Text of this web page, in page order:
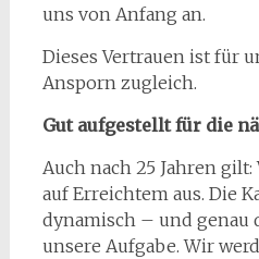
uns von Anfang an.
Dieses Vertrauen ist für
Ansporn zugleich.
Gut aufgestellt für die
Auch nach 25 Jahren
auf Erreichtem aus. Die
dynamisch – und genau
unsere Aufgabe. Wir